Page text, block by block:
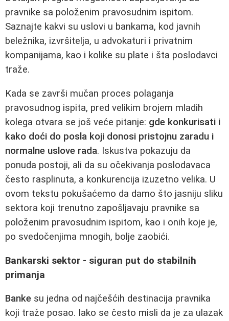
pravnike sa položenim pravosudnim ispitom.
Saznajte kakvi su uslovi u bankama, kod javnih
beležnika, izvršitelja, u advokaturi i privatnim
kompanijama, kao i kolike su plate i šta poslodavci
traže.
Kada se završi mučan proces polaganja
pravosudnog ispita, pred velikim brojem mladih
kolega otvara se još veće pitanje: gde konkurisati i
kako doći do posla koji donosi pristojnu zaradu i
normalne uslove rada. Iskustva pokazuju da
ponuda postoji, ali da su očekivanja poslodavaca
često rasplinuta, a konkurencija izuzetno velika. U
ovom tekstu pokušaćemo da damo što jasniju sliku
sektora koji trenutno zapošljavaju pravnike sa
položenim pravosudnim ispitom, kao i onih koje je,
po svedočenjima mnogih, bolje zaobići.
Bankarski sektor - siguran put do stabilnih
primanja
Banke su jedna od najčešćih destinacija pravnika
koji traže posao. Iako se često misli da je za ulazak